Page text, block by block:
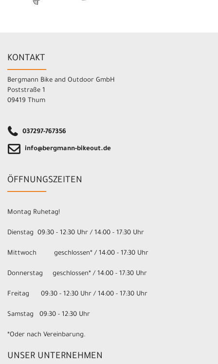
KONTAKT
Bergmann Bike and Outdoor GmbH
Poststraße 1
09419 Thum
037297-767356
info@bergmann-bikeout.de
ÖFFNUNGSZEITEN
Montag Ruhetag!
Dienstag 09:30 - 12:30 Uhr / 14:00 - 17:30 Uhr
Mittwoch geschlossen* / 14:00 - 17:30 Uhr
Donnerstag geschlossen* / 14:00 - 17:30 Uhr
Freitag 09:30 - 12:30 Uhr / 14:00 - 17:30 Uhr
Samstag 09:30 - 12:30 Uhr
*Oder nach Vereinbarung.
UNSER UNTERNEHMEN